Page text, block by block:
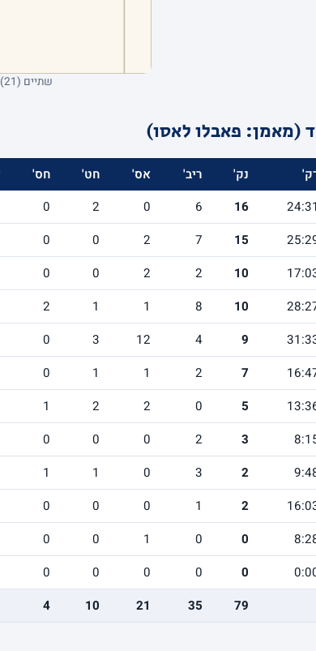
שתיים (21)
(מאמן: פאבלו לאסו)
נק' ריב' אס' חט' חס'
24:31
16
6
0
2
0
15
7
2
0
0
10
2
2
0
0
10
8
1
1
2
9
4
12
3
0
7
2
1
1
0
5
0
2
2
1
3
2
0
0
0
2
3
0
1
1
2
1
0
0
0
0
0
1
0
0
0
0
0
0
0
79
35
21
10
4